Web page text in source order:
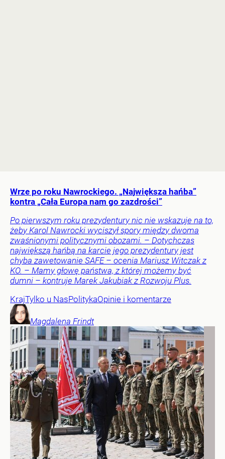
Wrze po roku Nawrockiego. „Największa hańba”
kontra „Cała Europa nam go zazdrości”
Po pierwszym roku prezydentury nic nie wskazuje na to,
żeby Karol Nawrocki wyciszył spory między dwoma
zwaśnionymi politycznymi obozami. – Dotychczas
największą hańbą na karcie jego prezydentury jest
chyba zawetowanie SAFE – ocenia Mariusz Witczak z
KO. – Mamy głowę państwa, z której możemy być
dumni – kontruje Marek Jakubiak z Rozwoju Plus.
KrajTylko u NasPolitykaOpinie i komentarze
Magdalena Frindt